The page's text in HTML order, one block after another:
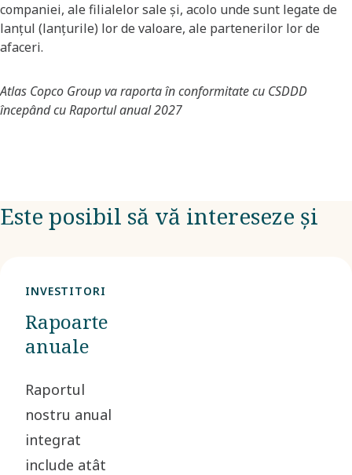
companiei, ale filialelor sale și, acolo unde sunt legate de
lanțul (lanțurile) lor de valoare, ale partenerilor lor de
afaceri.
Atlas Copco Group va raporta în conformitate cu CSDDD
începând cu Raportul anual 2027
Este posibil să vă intereseze și
INVESTITORI
Rapoarte
anuale
Raportul
nostru anual
integrat
include atât